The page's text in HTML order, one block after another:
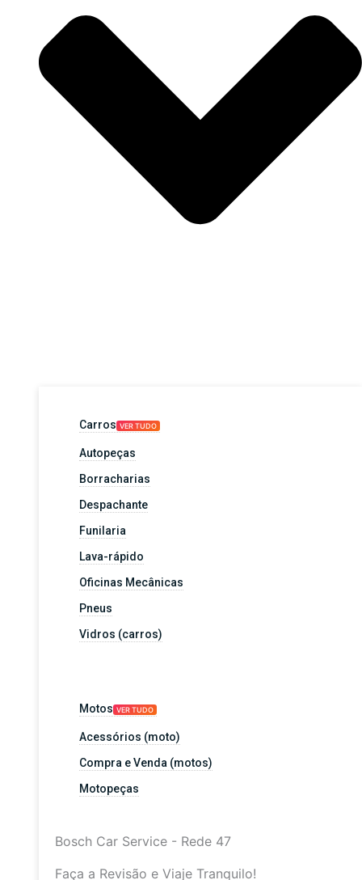
Carros VER TUDO
Autopeças
Borracharias
Despachante
Funilaria
Lava-rápido
Oficinas Mecânicas
Pneus
Vidros (carros)
Motos VER TUDO
Acessórios (moto)
Compra e Venda (motos)
Motopeças
Bosch Car Service - Rede 47
Faça a Revisão e Viaje Tranquilo!